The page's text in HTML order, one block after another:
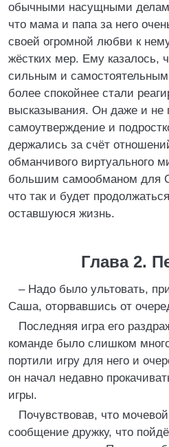
обычными насущными
что мама и папа за него
своей огромной любви к
жёстких мер. Ему казалось,
сильным и
более спокойнее стали
высказывания. Он даже и не
самоутверждение и
держались за счёт
обманчивого виртуального
большим самообманом для
что так и будет
оставшуюся жизнь.
Глава 2.
– Надо было ультовать,
Саша, оторвавшись от
Последняя игра его
команде было слишком
портили игру для него и
он начал недавно
игры.
Почувствовав, что
сообщение дружку, что